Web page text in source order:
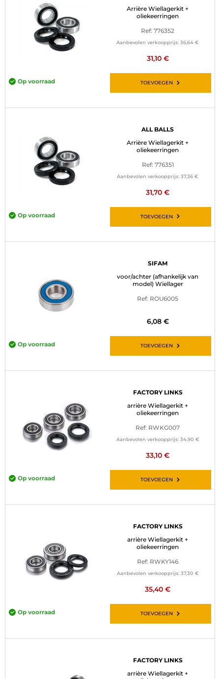
Arrière Wiellagerkit +
oliekeerringen
Ref: 776352
Aanbevolen verkoopprijs: 36,64 €
31,10 €
Op voorraad TOEVOEGEN
ALL BALLS
Arrière Wiellagerkit +
oliekeerringen
Ref: 776351
Aanbevolen verkoopprijs: 37,36 €
31,70 €
Op voorraad TOEVOEGEN
SIFAM
voor/achter (afhankelijk van
model) Wiellager
Ref: ROU6005
6,08 €
Op voorraad TOEVOEGEN
FACTORY LINKS
arrière Wiellagerkit +
oliekeerringen
Ref: RWKG007
Aanbevolen verkoopprijs: 34,90 €
33,10 €
Op voorraad TOEVOEGEN
FACTORY LINKS
arrière Wiellagerkit +
oliekeerringen
Ref: RWKY146
Aanbevolen verkoopprijs: 37,30 €
35,40 €
Op voorraad TOEVOEGEN
FACTORY LINKS
arrière Wiellagerkit +